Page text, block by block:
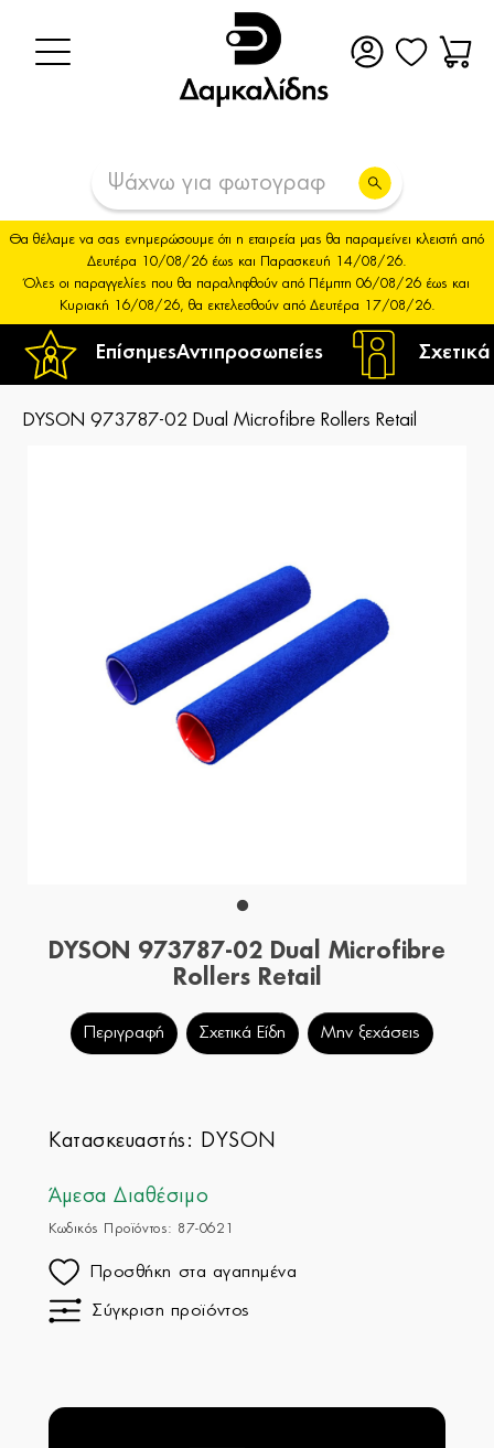
ΕπίσημεςΑντιπροσωπείες
Θα θέλαμε να σας ενημερώσουμε ότι η εταιρεία μας θα παραμείνει κλειστή από
Δευτέρα 10/08/26 έως και Παρασκευή 14/08/26.
Όλες οι παραγγελίες που θα παραληφθούν από Πέμπτη 06/08/26 έως και
Κυριακή 16/08/26, θα εκτελεσθούν από Δευτέρα 17/08/26.
DYSON 973787-02 Dual Microfibre Rollers Retail
DYSON 973787-02 Dual Microfibre
Rollers Retail
Περιγραφή Σχετικά Είδη Μην ξεχάσεις
Κατασκευαστής: DYSON
Άμεσα Διαθέσιμο
Κωδικός Προϊόντος: 87-0621
Προσθήκη στα αγαπημένα
Σύγκριση προϊόντος